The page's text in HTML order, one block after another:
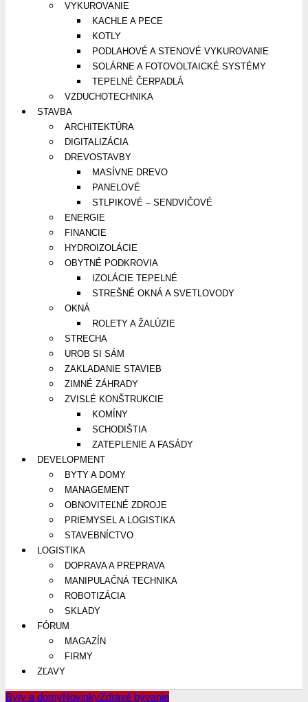
VYKUROVANIE
KACHLE A PECE
KOTLY
PODLAHOVÉ A STENOVÉ VYKUROVANIE
SOLÁRNE A FOTOVOLTAICKÉ SYSTÉMY
TEPELNÉ ČERPADLÁ
VZDUCHOTECHNIKA
STAVBA
ARCHITEKTÚRA
DIGITALIZÁCIA
DREVOSTAVBY
MASÍVNE DREVO
PANELOVÉ
STLPIKOVÉ – SENDVIČOVÉ
ENERGIE
FINANCIE
HYDROIZOLÁCIE
OBYTNÉ PODKROVIA
IZOLÁCIE TEPELNÉ
STREŠNÉ OKNÁ A SVETLOVODY
OKNÁ
ROLETY A ŽALÚZIE
STRECHA
UROB SI SÁM
ZAKLADANIE STAVIEB
ZIMNÉ ZÁHRADY
ZVISLÉ KONŠTRUKCIE
KOMÍNY
SCHODIŠTIA
ZATEPLENIE A FASÁDY
DEVELOPMENT
BYTY A DOMY
MANAGEMENT
OBNOVITEĽNÉ ZDROJE
PRIEMYSEL A LOGISTIKA
STAVEBNÍCTVO
LOGISTIKA
DOPRAVA A PREPRAVA
MANIPULAČNÁ TECHNIKA
ROBOTIZÁCIA
SKLADY
FÓRUM
MAGAZÍN
FIRMY
ZĽAVY
Byty a domyNovinkyZdravé bývanie